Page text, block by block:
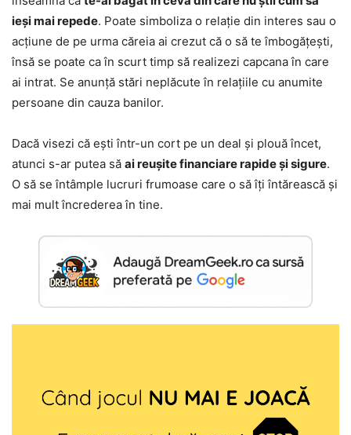
ieși mai repede. Poate simboliza o relație din interes sau o
acțiune de pe urma căreia ai crezut că o să te îmbogățești,
însă se poate ca în scurt timp să realizezi capcana în care
ai intrat. Se anunță stări neplăcute în relațiile cu anumite
persoane din cauza banilor.
Dacă visezi că ești într-un cort pe un deal și plouă încet,
atunci s-ar putea să ai reușite financiare rapide și sigure.
O să se întâmple lucruri frumoase care o să îți întărească și
mai mult încrederea în tine.